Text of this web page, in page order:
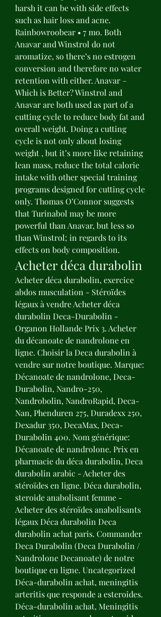
harsh it can be with side effects
such as hair loss and acne.
Rainbowroobear • 7 mo. Both
Anavar and Winstrol do not
aromatize, so there’s no estrogen
conversion and therefore no water
retention with either. Anavar –
Which is Better? Winstrol and
Anavar are both used as part of a
cutting cycle to reduce body fat and
overall weight. Doing a cutting
cycle is not only about losing
weight , but it’s more like retaining
lean mass, reduce the total calorie
intake with other special training
programs designed for cutting cycle
only. Thomas O’Connor suggests
that Turinabol may be more
powerful than Anavar, but less so
than Winstrol; in regards to its
effects on body composition.
Acheter déca durabolin
Acheter déca durabolin, exercice
abdos musculation - Stéroïdes
légaux à vendre Acheter déca
durabolin Deca-Durabolin -
Organon Hollande Prix 3. Acheter
du décanoate de nandrolone en
ligne. Choisir la Deca durabolin à
vendre sur notre boutique. Marque:
Décanoate de nandrolone, Deca-
Durabolin, Nandro-250,
Nandrobolin, NandroRapid, Deca-
Nan, Phenduren 275, Duradexx 250,
Dexadur 350, DecaMax, Deca-
Durabolin 400. Nom générique:
Décanoate de nandrolone. Prix en
pharmacie du déca durabolin, Deca
durabolin arabic - Acheter des
stéroïdes en ligne. Déca durabolin,
steroide anabolisant femme -
Acheter des stéroïdes anabolisants
légaux Déca durabolin Deca
durabolin achat paris. Commander
Deca Durabolin (Deca Durabolin /
Nandrolone Decanoate) de notre
boutique en ligne. Uncategorized
Déca-durabolin achat, meningitis
arteritis que responde a esteroides.
Déca-durabolin achat, Meningitis